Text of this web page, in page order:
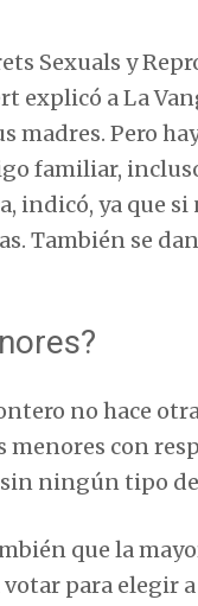
Sexuals y
explicó a La
madres. Pero
familiar,
indicó, ya que
También se
no hace
con
sin ningún tipo
que la
para elegir